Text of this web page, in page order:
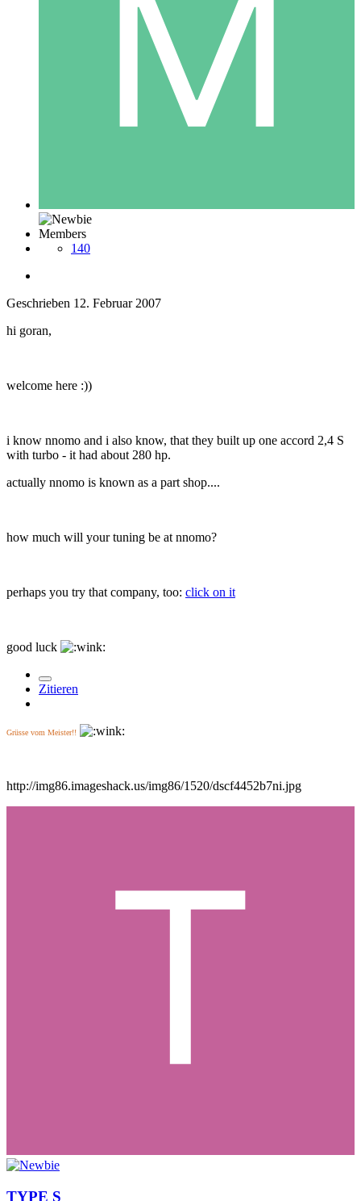
Members
140
Geschrieben 12. Februar 2007
hi goran,
welcome here :))
i know nnomo and i also know, that they built up one accord 2,4 S
with turbo - it had about 280 hp.
actually nnomo is known as a part shop....
how much will your tuning be at nnomo?
perhaps you try that company, too: click on it
good luck
Zitieren
Grüsse vom Meister!!
http://img86.imageshack.us/img86/1520/dscf4452b7ni.jpg
TYPE S